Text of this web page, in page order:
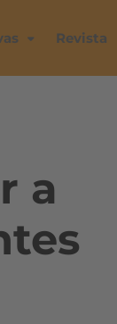
Revista
a